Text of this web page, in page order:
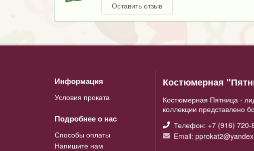
Оставить отзыв
Информация
Условия проката
Подробнее о нас
Способы оплаты
Напишите нам
Костюмерная
Костюмерная Пятница -
коллекции представлено
Телефон: +7 (916) 720-
Email: